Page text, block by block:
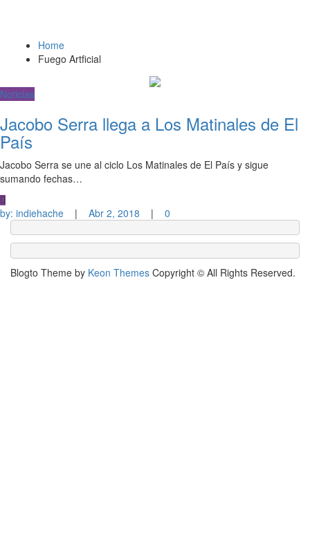
Home
Fuego Artficial
Noticias
Jacobo Serra llega a Los Matinales de El
País
Jacobo Serra se une al ciclo Los Matinales de El País y sigue
sumando fechas…
by: indiehache | Abr 2, 2018 | 0
Blogto Theme by Keon Themes Copyright © All Rights Reserved.